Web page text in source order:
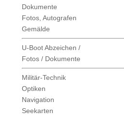
Dokumente
Fotos, Autografen
Gemälde
U-Boot Abzeichen /
Fotos / Dokumente
Militär-Technik
Optiken
Navigation
Seekarten